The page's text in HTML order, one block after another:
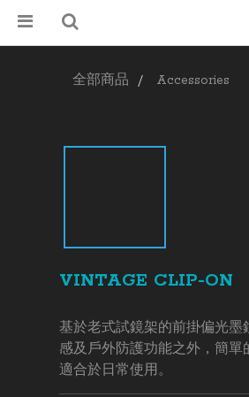
全部商品 Accessories
VINTAGE CLIP-ON
基於老式試鏡架的前掛偏光墨
感及戶外防護功能之外，簡單
適合於日常使用。